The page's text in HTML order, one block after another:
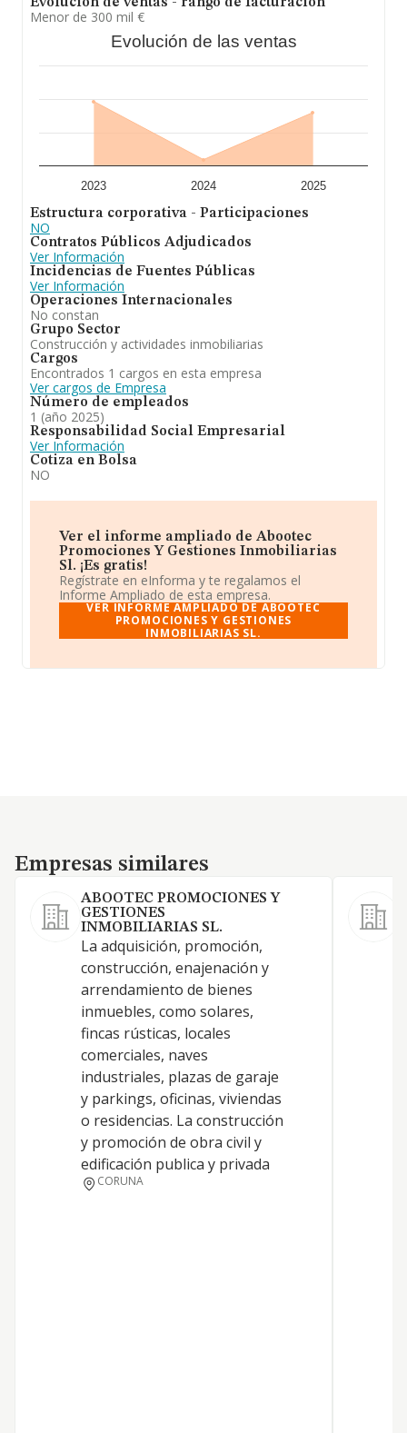
la constitución.
Menor de 300 mil €
Evolución de las ventas
2023 2024 2025
Estructura corporativa - Participaciones
NO
Contratos Públicos Adjudicados
Ver Información
Incidencias de Fuentes Públicas
Ver Información
Operaciones Internacionales
No constan
Grupo Sector
Construcción y actividades inmobiliarias
Cargos
Encontrados 1 cargos en esta empresa
Ver cargos de Empresa
Número de empleados
1 (año 2025)
Responsabilidad Social Empresarial
Ver Información
Cotiza en Bolsa
NO
Ver el informe ampliado de Abootec
Promociones Y Gestiones Inmobiliarias
Sl. ¡Es gratis!
Regístrate en eInforma y te regalamos el
Informe Ampliado de esta empresa.
VER INFORME AMPLIADO DE ABOOTEC
PROMOCIONES Y GESTIONES
INMOBILIARIAS SL.
Empresas similares
Empresas similares
ABOOTEC PROMOCIONES Y
GESTIONES
INMOBILIARIAS SL.
La adquisición, promoción,
construcción, enajenación y
arrendamiento de bienes
inmuebles, como solares,
fincas rústicas, locales
comerciales, naves
industriales, plazas de garaje
y parkings, oficinas, viviendas
o residencias. La construcción
y promoción de obra civil y
edificación publica y privada
CORUNA